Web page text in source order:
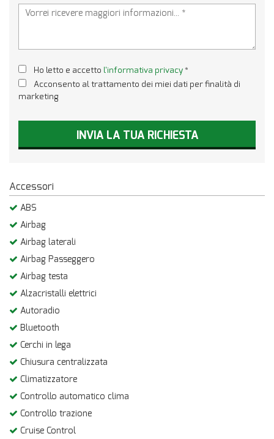
Ho letto e accetto l'informativa privacy*
Acconsento al trattamento dei miei dati per finalità di
marketing
INVIA LA TUA RICHIESTA
Accessori
ABS
Airbag
Airbag laterali
Airbag Passeggero
Airbag testa
Alzacristalli elettrici
Autoradio
Bluetooth
Cerchi in lega
Chiusura centralizzata
Climatizzatore
Controllo automatico clima
Controllo trazione
Cruise Control